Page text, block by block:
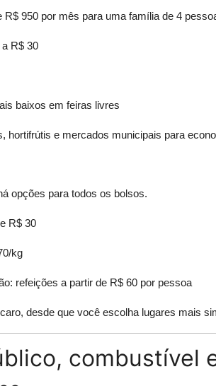
R$ 950 por mês para uma família de 4
R$ 30
baixos em feiras livres
hortifrútis e mercados municipais para
opções para todos os bolsos.
R$ 30
kg
refeições a partir de R$ 60 por pessoa
desde que você escolha lugares mais
combustível